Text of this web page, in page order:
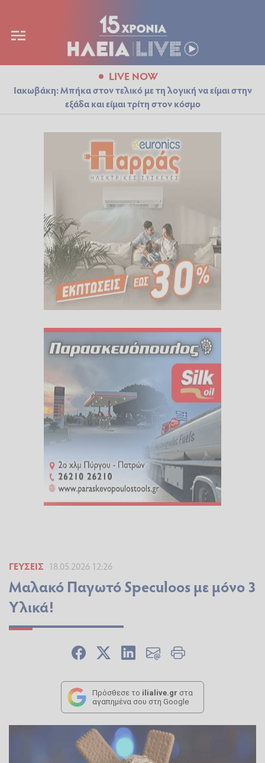
LIVE NOW
Ιακωβάκη: Μπήκα στον τελικό με τη λογική να είμαι στην
εξάδα και είμαι τρίτη στον κόσμο
ΓΕΎΣΕΙΣ 18.05.2026 12:26
Μαλακό Παγωτό Speculoos με μόνο 3
Υλικά!
Πρόσθεσε το ilialive.gr στα
αγαπημένα σου στη Google